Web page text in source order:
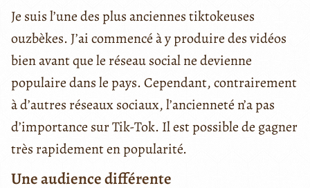
Je suis l’une des plus anciennes tiktokeuses
ouzbèkes. J’ai commencé à y produire des vidéos
bien avant que le réseau social ne devienne
populaire dans le pays. Cependant, contrairement
à d’autres réseaux sociaux, l’ancienneté n’a pas
d’importance sur Tik-Tok. Il est possible de gagner
très rapidement en popularité.
Une audience différente